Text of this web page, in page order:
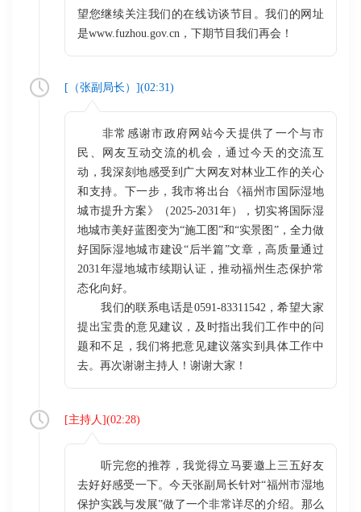
望您继续关注我们的在线访谈节目。我们的网址
是www.fuzhou.gov.cn，下期节目我们再会！
[（张副局长 ）](02:31)
非常感谢市政府网站今天提供了一个与市
民、网友互动交流的机会，通过今天的交流互
动，我深刻地感受到广大网友对林业工作的关心
和支持。下一步，我市将出台《福州市国际湿地
城市提升方案》（2025-2031年），切实将国际湿
地城市美好蓝图变为“施工图”和“实景图”，全力做
好国际湿地城市建设“后半篇”文章，高质量通过
2031年湿地城市续期认证，推动福州生态保护常
态化向好。
我们的联系电话是0591-83311542，希望大家
提出宝贵的意见建议，及时指出我们工作中的问
题和不足，我们将把意见建议落实到具体工作中
去。再次谢谢主持人！谢谢大家！
[主持人](02:28)
听完您的推荐，我觉得立马要邀上三五好友
去好好感受一下。今天张副局长针对“福州市湿地
保护实践与发展”做了一个非常详尽的介绍。那么